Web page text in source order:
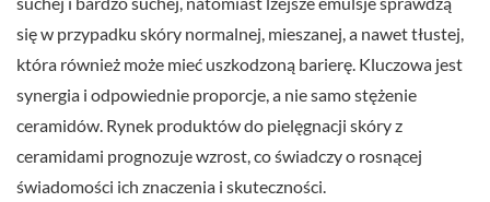
się w przypadku skóry normalnej, mieszanej, a nawet tłustej,
która również może mieć uszkodzoną barierę. Kluczowa jest
synergia i odpowiednie proporcje, a nie samo stężenie
ceramidów. Rynek produktów do pielęgnacji skóry z
ceramidami prognozuje wzrost, co świadczy o rosnącej
świadomości ich znaczenia i skuteczności.